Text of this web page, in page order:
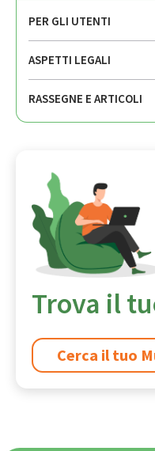
PER GLI UTENTI
ASPETTI LEGALI
RASSEGNE E ARTICOLI
Trova il
Cerca il tuo